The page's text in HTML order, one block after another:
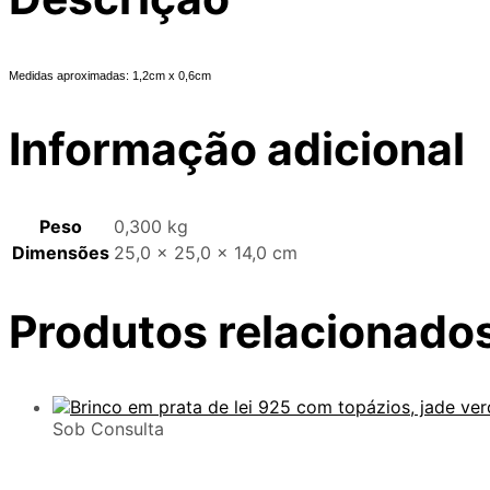
Medidas aproximadas: 1,2cm x 0,6cm
Informação adicional
Peso
0,300 kg
Dimensões 25,0 × 25,0 × 14,0 cm
Produtos
Sob Consulta